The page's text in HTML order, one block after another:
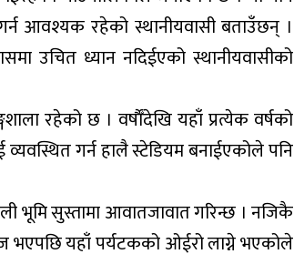
आवश्यक रहेको स्थानीयवासी बताउँछन् ।
उचित ध्यान नदिईएको स्थानीयवासीको
रहेको छ । वर्षाैँदेखि यहाँ प्रत्येक वर्षको
व्यवस्थित गर्न हालै स्टेडियम बनाईएकोले पनि
भूमि सुस्तामा आवातजावात गरिन्छ । नजिकै
भएपछि यहाँ पर्यटकको ओईरो लाग्ने भएकोले